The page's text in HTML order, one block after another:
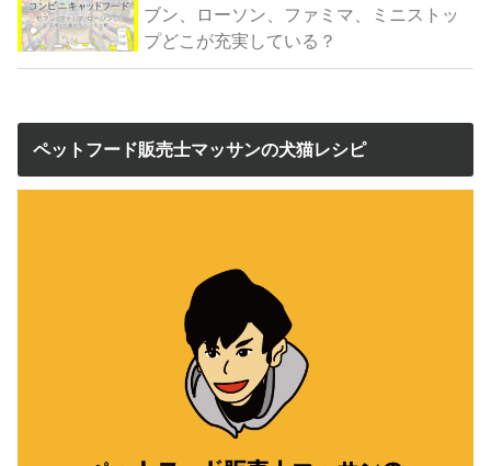
ブン、ローソン、ファミマ、ミニストッ
プどこが充実している？
ペットフード販売士マッサンの犬猫レシピ